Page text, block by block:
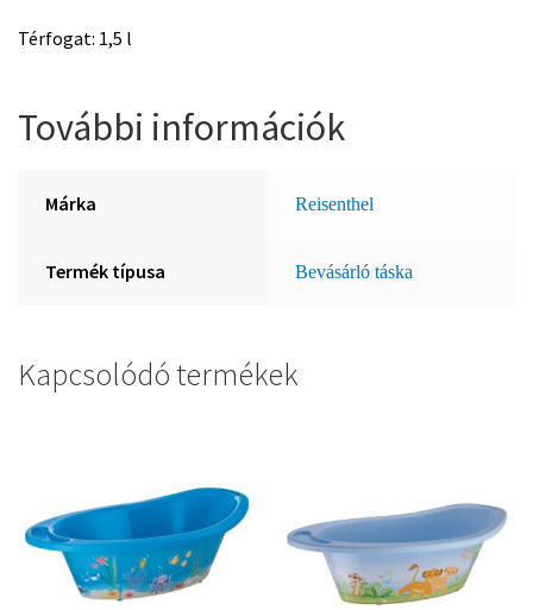
Térfogat: 1,5 l
További információk
Márka Reisenthel
Termék típusa Bevásárló táska
Kapcsolódó termékek